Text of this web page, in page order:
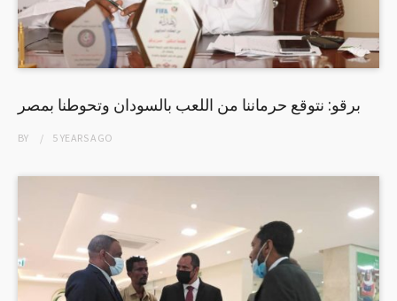
برقو: نتوقع حرماننا من اللعب بالسودان وتحوطنا بمصر
BY 5 YEARSAGO